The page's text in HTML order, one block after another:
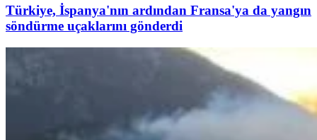
Türkiye, İspanya'nın ardından Fransa'ya da yangın
söndürme uçaklarını gönderdi